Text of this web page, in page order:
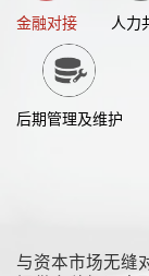
金融对接 人力
后期管理及维护
与资本市场无缝